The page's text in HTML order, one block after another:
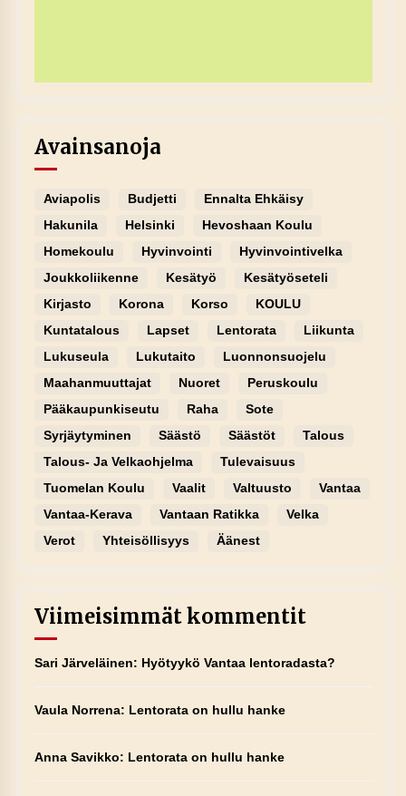
Avainsanoja
Aviapolis Budjetti
Ennalta Ehkäisy
Hakunila
Helsinki
Hevoshaan Koulu
Homekoulu
Hyvinvointi
Hyvinvointivelka
Joukkoliikenne
Kesätyö
Kesätyöseteli
Kirjasto
Korona Korso
KOULU
Kuntatalous
Lapset Lentorata
Liikunta
Lukuseula
Lukutaito
Luonnonsuojelu
Maahanmuuttajat
Nuoret
Peruskoulu
Pääkaupunkiseutu
Raha
Sote
Syrjäytyminen
Säästö Säästöt
Talous
Talous- Ja Velkaohjelma
Tulevaisuus
Tuomelan Koulu
Vaalit Valtuusto
Vantaa
Vantaa-Kerava
Vantaan Ratikka
Velka
Verot
Yhteisöllisyys Äänest
Viimeisimmät kommentit
Sari Järveläinen: Hyötyykö Vantaa lentoradasta?
Vaula Norrena: Lentorata on hullu hanke
Anna Savikko: Lentorata on hullu hanke